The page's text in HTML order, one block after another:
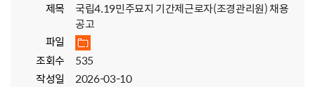
제목
국립4.19민주묘지 기간제근로자(조경관리원) 채용
공고
파일
조회수
535
작성일
2026-03-10